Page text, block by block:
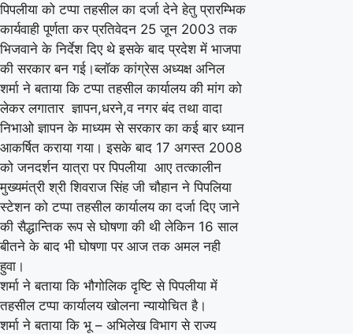
पिपलीया को टप्पा तहसील का दर्जा देने हेतु प्रारम्भिक
कार्यवाही पूर्णता कर प्रतिवेदन 25 जून 2003 तक
भिजवाने के निर्देश दिए थे इसके बाद प्रदेश में भाजपा
की सरकार बन गई।ब्लॉक कांग्रेस अध्यक्ष अनिल
शर्मा ने बताया कि टप्पा तहसील कार्यालय की मांग को
लेकर लगातार ज्ञापन,धरने,व नगर बंद तथा वादा
निभाओ ज्ञापन के माध्यम से सरकार का कई बार ध्यान
आकर्षित कराया गया। इसके बाद 17 अगस्त 2008
को जनदर्शन यात्रा पर पिपलीया आए तत्कालीन
मुख्यमंत्री श्री शिवराज सिंह जी चौहान ने पिपलिया
स्टेशन को टप्पा तहसील कार्यालय का दर्जा दिए जाने
की सैद्धान्तिक रूप से घोषणा की थी लेकिन 16 साल
बीतने के बाद भी घोषणा पर आज तक अमल नही
हुवा।
शर्मा ने बताया कि भौगोलिक दृष्टि से पिपलीया में
तहसील टप्पा कार्यालय खोलना न्यायोचित है।
शर्मा ने बताया कि भू – अभिलेख विभाग से राज्य